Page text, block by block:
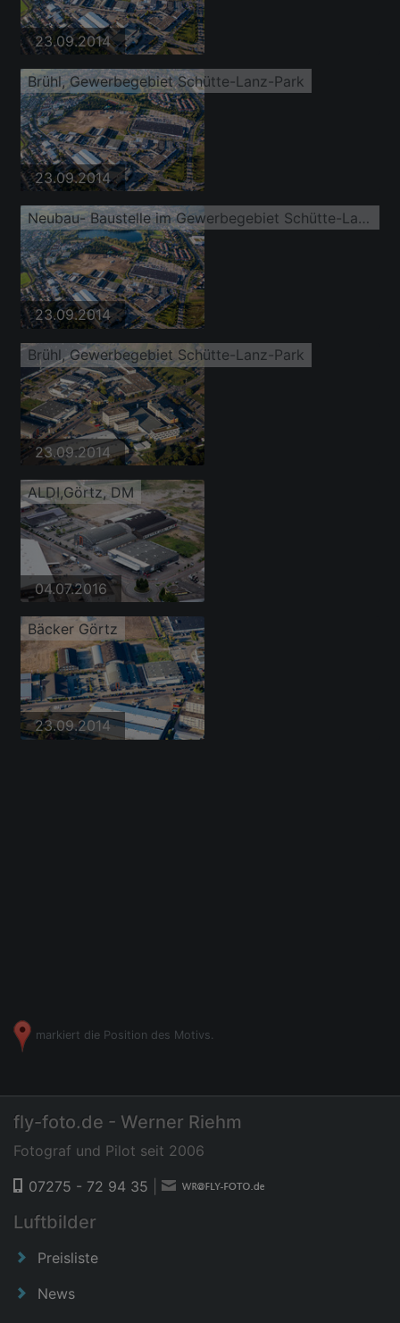
23.09.2014
Brühl, Gewerbegebiet Schütte-Lanz-Park
23.09.2014
Neubau- Baustelle im Gewerbegebiet Schütte-Lanz-Park
23.09.2014
Brühl, Gewerbegebiet Schütte-Lanz-Park
23.09.2014
ALDI,Görtz, DM
04.07.2016
Bäcker Görtz
23.09.2014
markiert die Position des Motivs.
fly-foto.de - Werner Riehm
Fotograf und Pilot seit 2006
07275 - 72 94 35
Luftbilder
Preisliste
News